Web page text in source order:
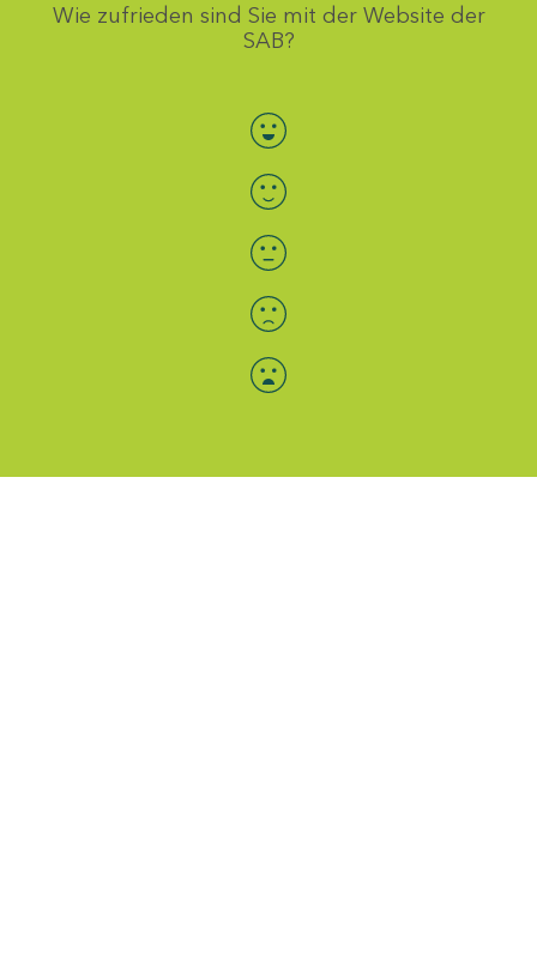
Wie zufrieden sind Sie mit der Website der
SAB?
Bewertung auswählen